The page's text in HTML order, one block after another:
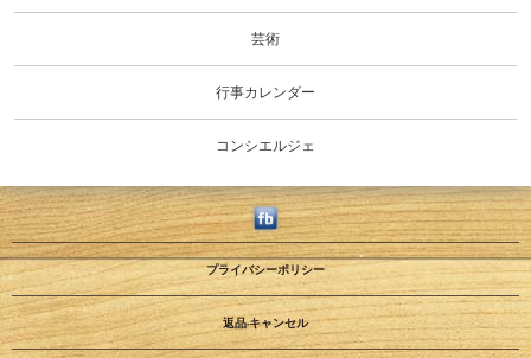
芸術
行事カレンダー
コンシエルジェ
プライバシーポリシー
返品·キャンセル